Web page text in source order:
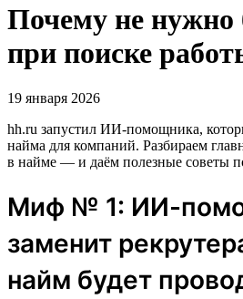
Почему не
при поиске
19 января 2026
hh.ru запустил ИИ-помощника,
найма для компаний. Разбираем
в найме — и даём полезные советы
Миф № 1: ИИ-
заменит
найм будет